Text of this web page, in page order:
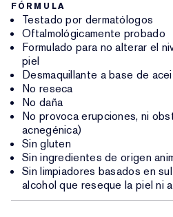
FÓRMULA
Testado por dermatólogos
Oftalmológicamente probado
Formulado para no alterar el
piel
Desmaquillante a base de
No reseca
No daña
No provoca erupciones, ni
acnegénica)
Sin gluten
Sin ingredientes de origen
Sin limpiadores basados en
alcohol que reseque la piel ni